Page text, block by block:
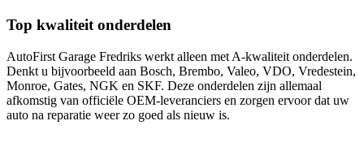
Top kwaliteit onderdelen
AutoFirst Garage Fredriks werkt alleen met A-kwaliteit onderdelen.
Denkt u bijvoorbeeld aan Bosch, Brembo, Valeo, VDO, Vredestein,
Monroe, Gates, NGK en SKF. Deze onderdelen zijn allemaal
afkomstig van officiële OEM-leveranciers en zorgen ervoor dat uw
auto na reparatie weer zo goed als nieuw is.